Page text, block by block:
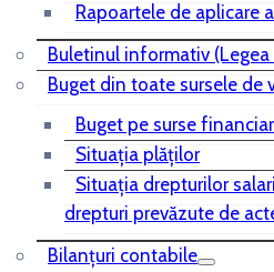
Rapoartele de aplicare
Buletinul informativ
Buget din toate sursele de
Buget pe surse
Situaţia plăţilor
Situaţia drepturilor
drepturi prevăzute de
Bilanţuri contabile